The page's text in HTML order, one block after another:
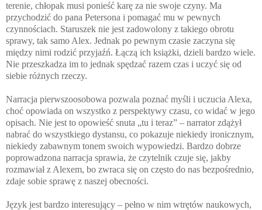
terenie, chłopak musi ponieść karę za nie swoje czyny. Ma
przychodzić do pana Petersona i pomagać mu w pewnych
czynnościach. Staruszek nie jest zadowolony z takiego obrotu
sprawy, tak samo Alex. Jednak po pewnym czasie zaczyna się
między nimi rodzić przyjaźń. Łączą ich książki, dzieli bardzo wiele.
Nie przeszkadza im to jednak spędzać razem czas i uczyć się od
siebie różnych rzeczy.
Narracja pierwszoosobowa pozwala poznać myśli i uczucia Alexa,
choć opowiada on wszystko z perspektywy czasu, co widać w jego
opisach. Nie jest to opowieść snuta „tu i teraz” – narrator zdążył
nabrać do wszystkiego dystansu, co pokazuje niekiedy ironicznym,
niekiedy zabawnym tonem swoich wypowiedzi. Bardzo dobrze
poprowadzona narracja sprawia, że czytelnik czuje się, jakby
rozmawiał z Alexem, bo zwraca się on często do nas bezpośrednio,
zdaje sobie sprawę z naszej obecności.
Język jest bardzo interesujący – pełno w nim wtrętów naukowych,